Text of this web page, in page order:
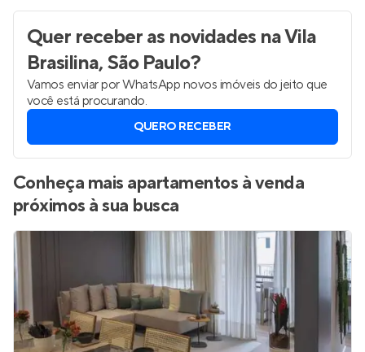
Quer receber as novidades na Vila
Brasilina, São Paulo?
Vamos enviar por WhatsApp novos imóveis do jeito que
você está procurando.
QUERO RECEBER
Conheça mais apartamentos à venda
próximos à sua busca